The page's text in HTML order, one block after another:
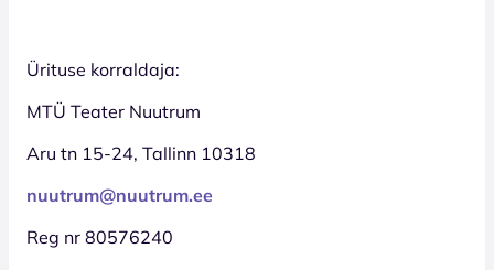
Ürituse korraldaja:
MTÜ Teater Nuutrum
Aru tn 15-24, Tallinn 10318
nuutrum@nuutrum.ee
Reg nr 80576240